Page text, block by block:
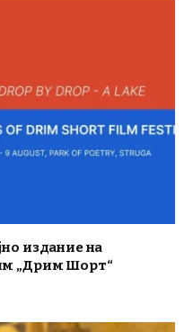
издание на
„Дрим Шорт“